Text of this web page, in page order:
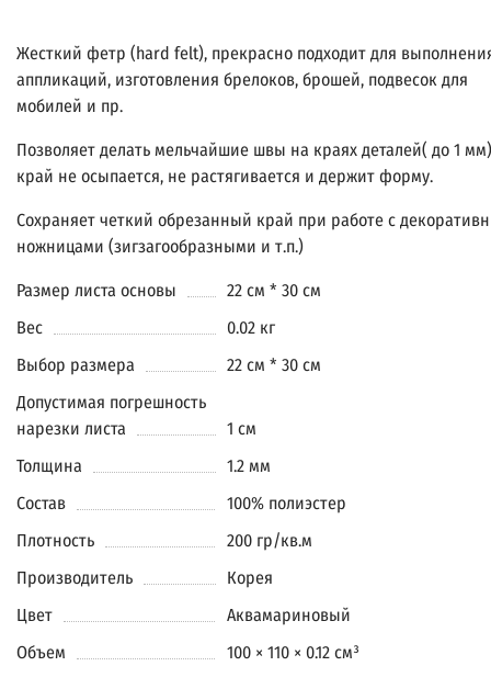
Жесткий фетр (hard felt), прекрасно подходит для
аппликаций, изготовления брелоков, брошей, подвесок для
мобилей и пр.
Позволяет делать мельчайшие швы на краях деталей( до 1
край не осыпается, не растягивается и держит форму.
Сохраняет четкий обрезанный край при работе с
ножницами (зигзагообразными и т.п.)
Размер листа основы
22 см * 30 см
Вес
0.02 кг
Выбор размера
22 см * 30 см
Допустимая погрешность
нарезки листа
1 см
Толщина
1.2 мм
Состав
100% полиэстер
Плотность
200 гр/кв.м
Производитель
Корея
Цвет
Аквамариновый
Объем
100 × 110 × 0.12 см³